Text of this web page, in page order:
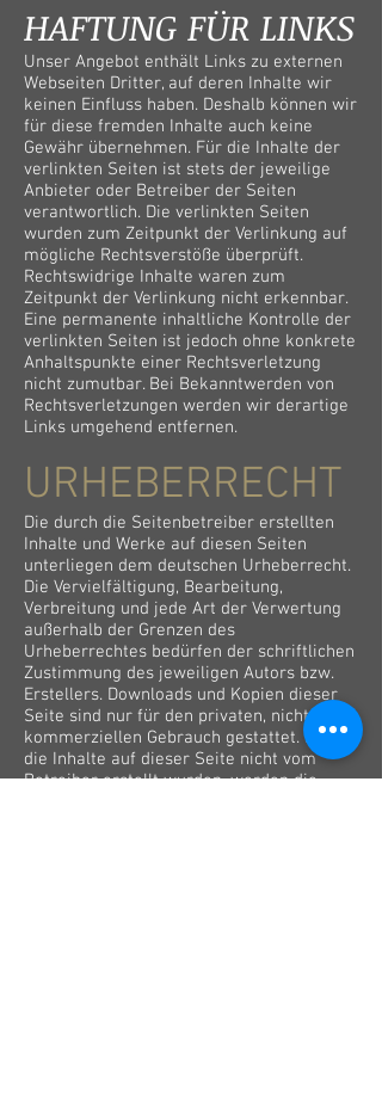
HAFTUNG FÜR LINKS
Unser Angebot enthält Links zu externen
Webseiten Dritter, auf deren Inhalte wir
keinen Einfluss haben. Deshalb können wir
für diese fremden Inhalte auch keine
Gewähr übernehmen. Für die Inhalte der
verlinkten Seiten ist stets der jeweilige
Anbieter oder Betreiber der Seiten
verantwortlich. Die verlinkten Seiten
wurden zum Zeitpunkt der Verlinkung auf
mögliche Rechtsverstöße überprüft.
Rechtswidrige Inhalte waren zum
Zeitpunkt der Verlinkung nicht erkennbar.
Eine permanente inhaltliche Kontrolle der
verlinkten Seiten ist jedoch ohne konkrete
Anhaltspunkte einer Rechtsverletzung
nicht zumutbar. Bei Bekanntwerden von
Rechtsverletzungen werden wir derartige
Links umgehend entfernen.
URHEBERRECHT
Die durch die Seitenbetreiber erstellten
Inhalte und Werke auf diesen Seiten
unterliegen dem deutschen Urheberrecht.
Die Vervielfältigung, Bearbeitung,
Verbreitung und jede Art der Verwertung
außerhalb der Grenzen des
Urheberrechtes bedürfen der schriftlichen
Zustimmung des jeweiligen Autors bzw.
Erstellers. Downloads und Kopien dieser
Seite sind nur für den privaten, nicht
kommerziellen Gebrauch gestattet. Soweit
die Inhalte auf dieser Seite nicht vom
Betreiber erstellt wurden, werden die